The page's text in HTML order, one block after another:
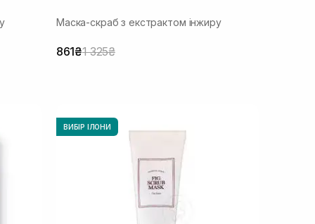
Маска-скраб з екстрактом інжиру
861₴1 325₴
ВИБІР ІЛОНИ